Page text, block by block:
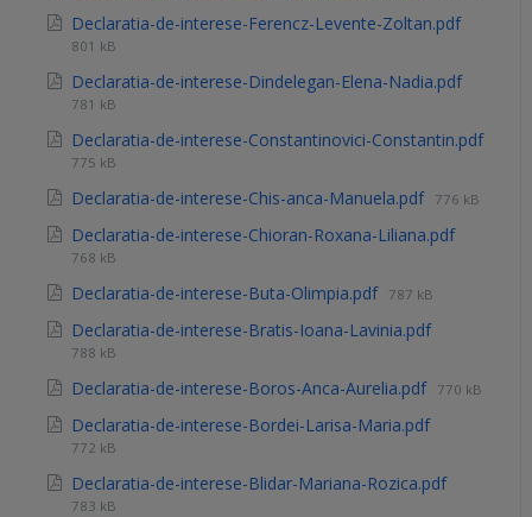
Declaratia-de-interese-Ferencz-Levente-Zoltan.pdf
801 kB
Declaratia-de-interese-Dindelegan-Elena-Nadia.pdf
781 kB
Declaratia-de-interese-Constantinovici-Constantin.pdf
775 kB
Declaratia-de-interese-Chis-anca-Manuela.pdf 776 kB
Declaratia-de-interese-Chioran-Roxana-Liliana.pdf
768 kB
Declaratia-de-interese-Buta-Olimpia.pdf 787 kB
Declaratia-de-interese-Bratis-Ioana-Lavinia.pdf
788 kB
Declaratia-de-interese-Boros-Anca-Aurelia.pdf 770 kB
Declaratia-de-interese-Bordei-Larisa-Maria.pdf
772 kB
Declaratia-de-interese-Blidar-Mariana-Rozica.pdf
783 kB